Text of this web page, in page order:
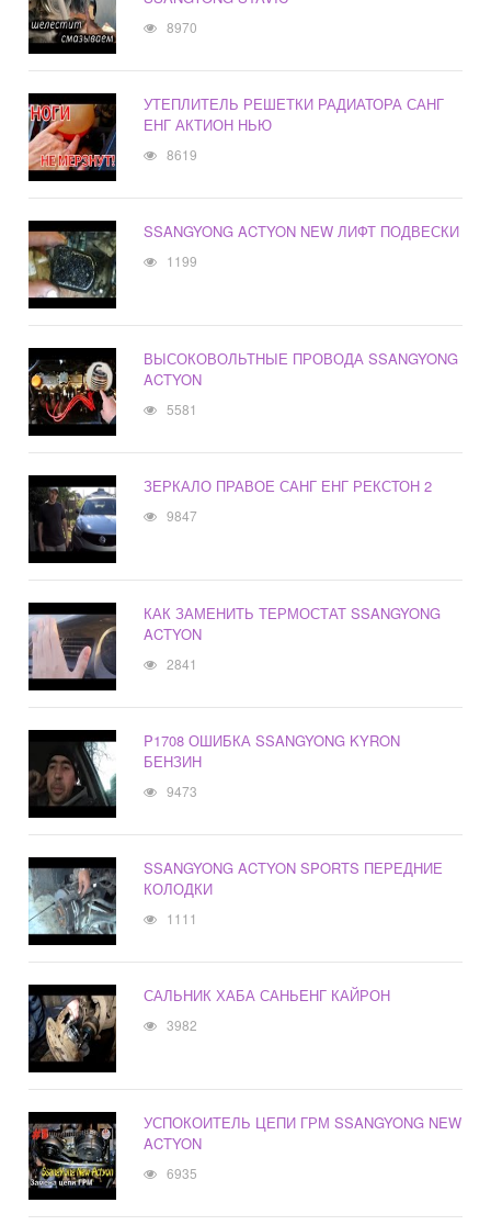
8970
УТЕПЛИТЕЛЬ РЕШЕТКИ РАДИАТОРА САНГ
ЕНГ АКТИОН НЬЮ
8619
SSANGYONG ACTYON NEW ЛИФТ ПОДВЕСКИ
1199
ВЫСОКОВОЛЬТНЫЕ ПРОВОДА SSANGYONG
ACTYON
5581
ЗЕРКАЛО ПРАВОЕ САНГ ЕНГ РЕКСТОН 2
9847
КАК ЗАМЕНИТЬ ТЕРМОСТАТ SSANGYONG
ACTYON
2841
P1708 ОШИБКА SSANGYONG KYRON
БЕНЗИН
9473
SSANGYONG ACTYON SPORTS ПЕРЕДНИЕ
КОЛОДКИ
1111
САЛЬНИК ХАБА САНЬЕНГ КАЙРОН
3982
УСПОКОИТЕЛЬ ЦЕПИ ГРМ SSANGYONG NEW
ACTYON
6935